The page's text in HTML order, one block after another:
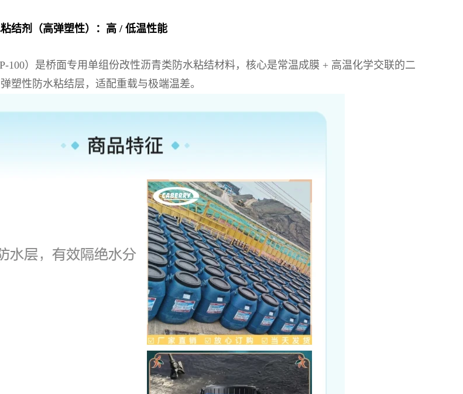
结剂（高弹塑性）：高 / 低温性能
100）是桥面专用单组份改性沥青类防水粘结材料，核心是常温成膜 + 高温化学交联的二
塑性防水粘结层，适配重载与极端温差。